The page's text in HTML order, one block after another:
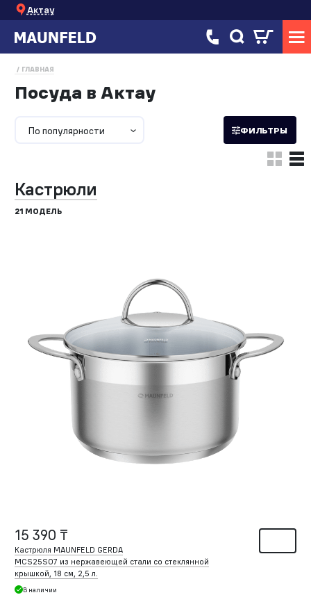
Актау
ГЛАВНАЯ
Посуда в Актау
По популярности ФИЛЬТРЫ
Кастрюли
21 МОДЕЛЬ
15 390 ₸
Кастрюля MAUNFELD GERDA
MCS25S07 из нержавеющей стали со стеклянной
крышкой, 18 см, 2,5 л.
В наличии